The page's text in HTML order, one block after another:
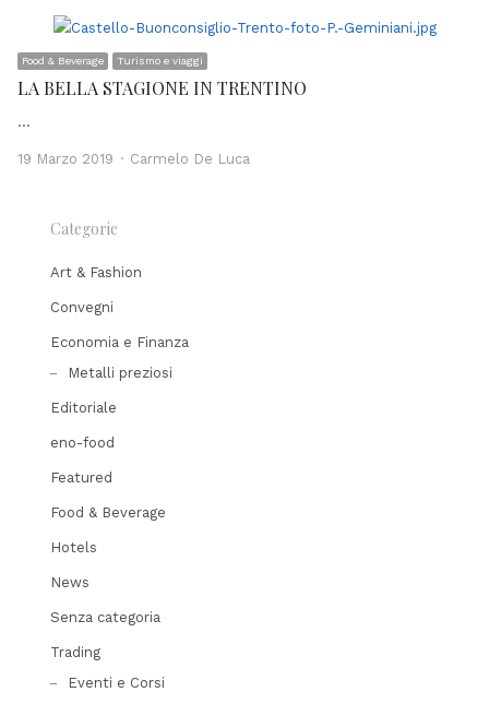
Food & Beverage Turismo e viaggi
LA BELLA STAGIONE IN TRENTINO
…
19 Marzo 2019 Author
Carmelo De Luca
Categorie
Art & Fashion
Convegni
Economia e Finanza
Metalli preziosi
Editoriale
eno-food
Featured
Food & Beverage
Hotels
News
Senza categoria
Trading
Eventi e Corsi